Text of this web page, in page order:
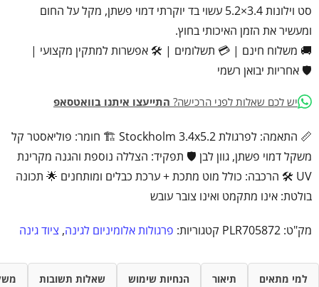
סט וילונות 3.4×5.2 עשוי בד יוקרתי דמוי פשתן, מקל על החום
ומעשיר את הזמן האיכותי בחוץ.
🚚 משלוח חינם | 💳 תשלומים | 🛠️ אפשרות למתקין מקצועי |
🛡️ אחריות יבואן רשמי
יש לכם שאלות לפני הרכישה? התייעצו איתנו בוואטסאפ
📏 התאמה: לפרגולת Stockholm 3.4x5.2 🏗️ חומר: פוליאסטר קל
משקל דמוי פשתן, גוון לבן 🛡️ תפקיד: הצללה נוספת והגנה מקרינת
UV 🛠️ הרכבה: כולל מוט מתכת + ערכת כבלים ומותחנים 🌟 תכונה
בולטת: אינו מתקמט ואינו צובר עובש
מק"ט: PLR705872 קטגוריות: פרגולות אלומיניום לגינה, ציוד גינה
למי מתאים תיאור הנחיות שימוש שאלות תשובות